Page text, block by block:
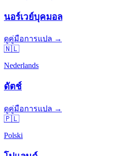
นอร์เวย์บุคมอล
ดูคู่มือการแปล →
🇳🇱
Nederlands
ดัตช์
ดูคู่มือการแปล →
🇵🇱
Polski